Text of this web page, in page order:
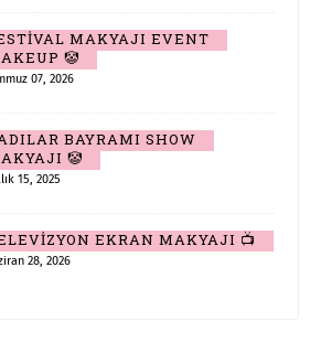
MAKYAJI EVENT
🤡
07, 2026
BAYRAMI SHOW
🤡
15, 2025
EKRAN MAKYAJI 📺
28, 2026